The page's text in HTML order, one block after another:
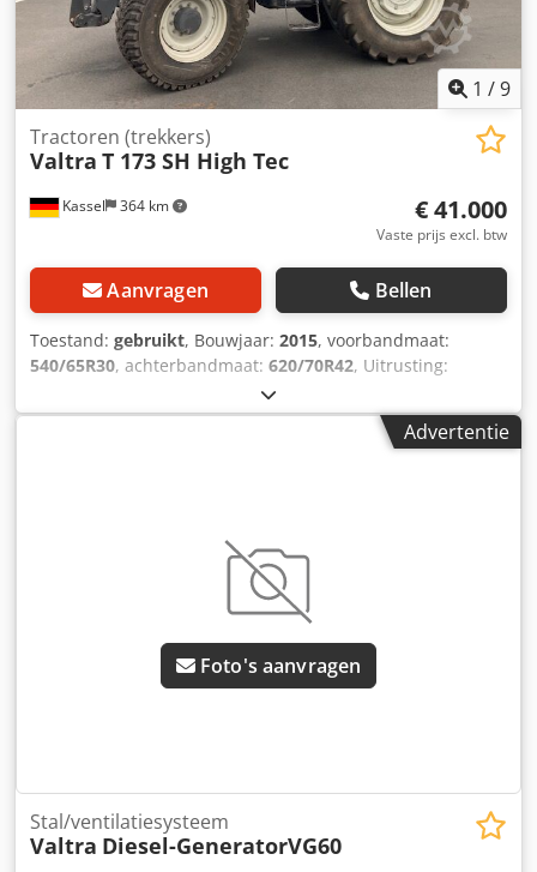
1 /9
Kassel 364 km
Tractoren (trekkers)
Valtra T 173 SH High Tec
€ 41.000
Vaste prijs excl. btw
Aanvragen Bellen
Toestand: gebruikt, Bouwjaar: 2015, voorbandmaat:
540/65R30, achterbandmaat: 620/70R42, Uitrusting:
, Banden op de vooras zijn
gemeentebanden. Djdot I E Uajpfx Afrjkr
Advertentie
Foto's aanvragen
Stal/ventilatiesysteem
Valtra Diesel-GeneratorVG60